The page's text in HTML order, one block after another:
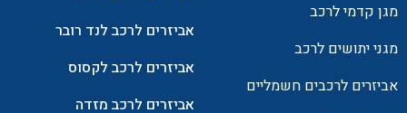
מגן קדמי לרכב
מגני יתושים לרכב
אביזרים לרכבים חשמליים
אביזרים לרכב לנד רובר
אביזרים לרכב לקסוס
אביזרים לרכב מזדה